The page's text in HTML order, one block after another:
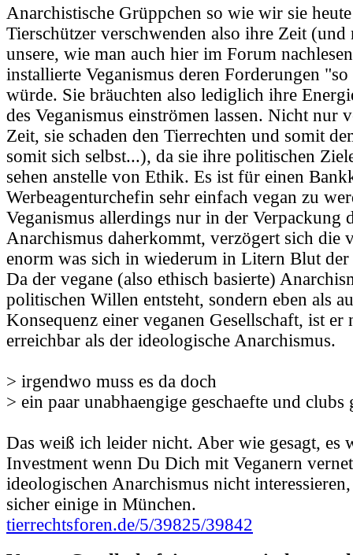
Anarchistische Grüppchen so wie wir sie
Tierschützer verschwenden also ihre Zeit (und
unsere, wie man auch hier im Forum
installierte Veganismus deren Forderungen
würde. Sie bräuchten also lediglich ihre
des Veganismus einströmen lassen. Nicht nur
Zeit, sie schaden den Tierrechten und somit
somit sich selbst...), da sie ihre politischen
sehen anstelle von Ethik. Es ist für einen
Werbeagenturchefin sehr einfach vegan zu
Veganismus allerdings nur in der Verpackung
Anarchismus daherkommt, verzögert sich die
enorm was sich in wiederum in Litern Blut der
Da der vegane (also ethisch basierte)
politischen Willen entsteht, sondern eben als
Konsequenz einer veganen Gesellschaft, ist
erreichbar als der ideologische Anarchismus.
> irgendwo muss es da doch
> ein paar unabhaengige geschaefte und clubs
Das weiß ich leider nicht. Aber wie gesagt, es
Investment wenn Du Dich mit Veganern
ideologischen Anarchismus nicht
sicher einige in München.
tierrechtsforen.de/5/39825/39842